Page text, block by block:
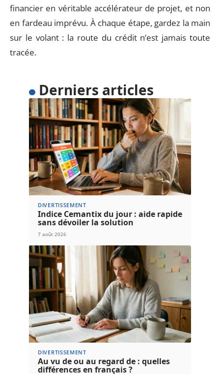
financier en véritable accélérateur de projet, et non
en fardeau imprévu. À chaque étape, gardez la main
sur le volant : la route du crédit n’est jamais toute
tracée.
Derniers articles
DIVERTISSEMENT
Indice Cemantix du jour : aide rapide
sans dévoiler la solution
7 août 2026
DIVERTISSEMENT
Au vu de ou au regard de : quelles
différences en français ?